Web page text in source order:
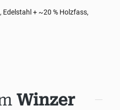
+ ~20 % Holzfass,
Winzer